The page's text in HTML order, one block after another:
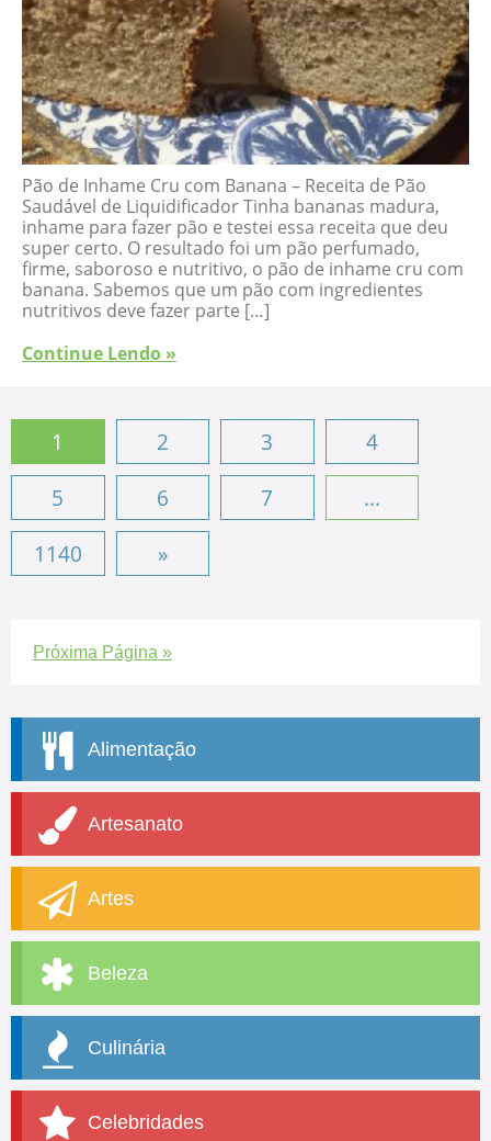
Pão de Inhame Cru com Banana – Receita de Pão
Saudável de Liquidificador Tinha bananas madura,
inhame para fazer pão e testei essa receita que deu
super certo. O resultado foi um pão perfumado,
firme, saboroso e nutritivo, o pão de inhame cru com
banana. Sabemos que um pão com ingredientes
nutritivos deve fazer parte […]
Continue Lendo »
1 2 3
4
5
6 7
...
1140
»
Próxima Página »
Alimentação
Artesanato
Artes
Beleza
Culinária
Celebridades